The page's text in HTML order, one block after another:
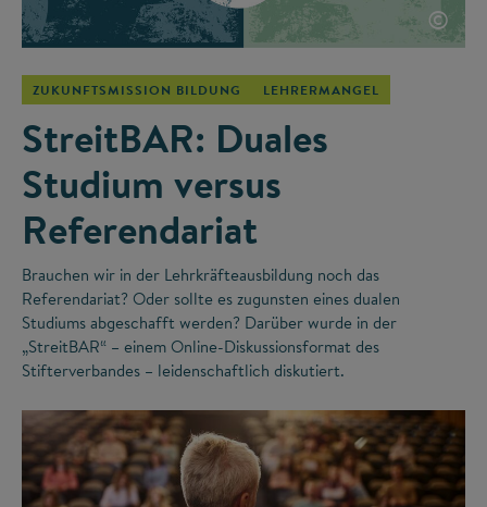
©
ZUKUNFTSMISSION BILDUNG LEHRERMANGEL
StreitBAR: Duales
Studium versus
Referendariat
Brauchen wir in der Lehrkräfteausbildung noch das
Referendariat? Oder sollte es zugunsten eines dualen
Studiums abgeschafft werden? Darüber wurde in der
„StreitBAR“ – einem Online-Diskussionsformat des
Stifterverbandes – leidenschaftlich diskutiert.